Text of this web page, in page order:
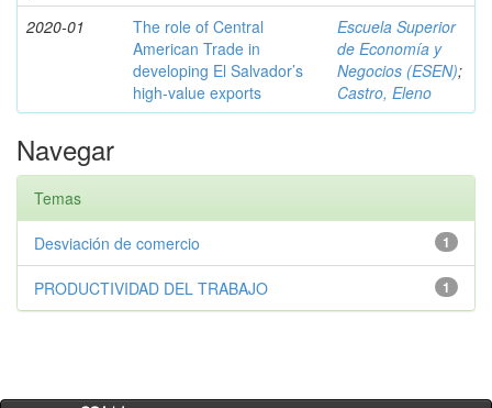
2020-01
The role of Central
American Trade in
developing El Salvador’s
high-value exports
Escuela Superior
de Economía y
Negocios (ESEN);
Castro, Eleno
Navegar
Temas
1
Desviación de comercio
1
PRODUCTIVIDAD DEL TRABAJO